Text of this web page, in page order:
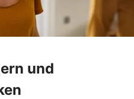
und